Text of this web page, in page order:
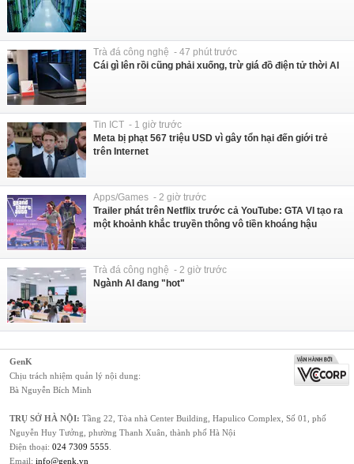
Trà đá công nghệ - 47 phút trước
Cái gì lên rồi cũng phải xuống, trừ giá đồ điện tử thời AI
Tin ICT - 1 giờ trước
Meta bị phạt 567 triệu USD vì gây tổn hại đến giới trẻ
trên Internet
Apps/Games - 2 giờ trước
Trailer phát trên Netflix trước cả YouTube: GTA VI tạo ra
một khoảnh khắc truyền thông vô tiền khoáng hậu
Trà đá công nghệ - 2 giờ trước
Ngành AI đang "hot"
GenK
Chịu trách nhiệm quản lý nội dung:
Bà Nguyễn Bích Minh
TRỤ SỞ HÀ NỘI: Tầng 22, Tòa nhà Center Building, Hapulico Complex, Số 01, phố
Nguyễn Huy Tưởng, phường Thanh Xuân, thành phố Hà Nội
Điện thoại: 024 7309 5555
Email: info@genk.vn